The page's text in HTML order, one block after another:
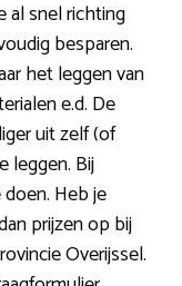
al snel richting
besparen.
het leggen van
e.d. De
uit zelf (of
leggen. Bij
Heb je
prijzen op bij
Overijssel.